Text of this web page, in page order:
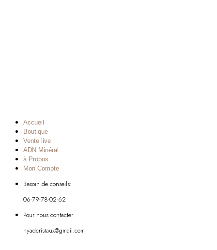
Accueil
Boutique
Vente live
ADN Minéral
à Propos
Mon Compte
Besoin de conseils:
06-79-78-02-62
Pour nous contacter:
nyadcristaux@gmail.com